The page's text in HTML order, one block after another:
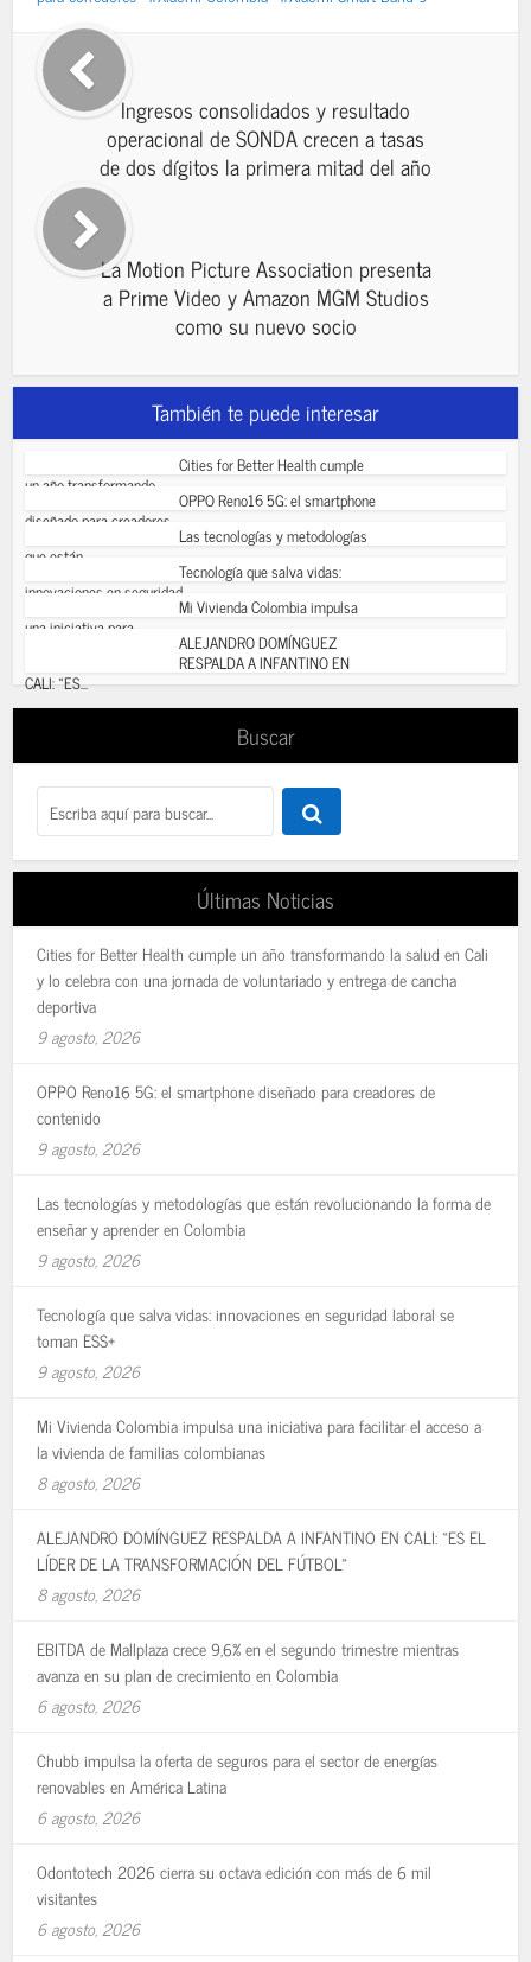
Ingresos consolidados y resultado
operacional de SONDA crecen a tasas
de dos dígitos la primera mitad del año
La Motion Picture Association presenta
a Prime Video y Amazon MGM Studios
como su nuevo socio
También te puede interesar
Cities for Better Health cumple
un año transformando...
OPPO Reno16 5G: el smartphone
diseñado para creadores...
Las tecnologías y metodologías
que están...
Tecnología que salva vidas:
innovaciones en seguridad...
Mi Vivienda Colombia impulsa
una iniciativa para...
ALEJANDRO DOMÍNGUEZ
RESPALDA A INFANTINO EN
CALI: «ES...
Buscar
Últimas Noticias
Cities for Better Health cumple un año transformando la salud en Cali
y lo celebra con una jornada de voluntariado y entrega de cancha
deportiva
9 agosto, 2026
OPPO Reno16 5G: el smartphone diseñado para creadores de
contenido
9 agosto, 2026
Las tecnologías y metodologías que están revolucionando la forma de
enseñar y aprender en Colombia
9 agosto, 2026
Tecnología que salva vidas: innovaciones en seguridad laboral se
toman ESS+
9 agosto, 2026
Mi Vivienda Colombia impulsa una iniciativa para facilitar el acceso a
la vivienda de familias colombianas
8 agosto, 2026
ALEJANDRO DOMÍNGUEZ RESPALDA A INFANTINO EN CALI: «ES EL
LÍDER DE LA TRANSFORMACIÓN DEL FÚTBOL»
8 agosto, 2026
EBITDA de Mallplaza crece 9,6% en el segundo trimestre mientras
avanza en su plan de crecimiento en Colombia
6 agosto, 2026
Chubb impulsa la oferta de seguros para el sector de energías
renovables en América Latina
6 agosto, 2026
Odontotech 2026 cierra su octava edición con más de 6 mil
visitantes
6 agosto, 2026